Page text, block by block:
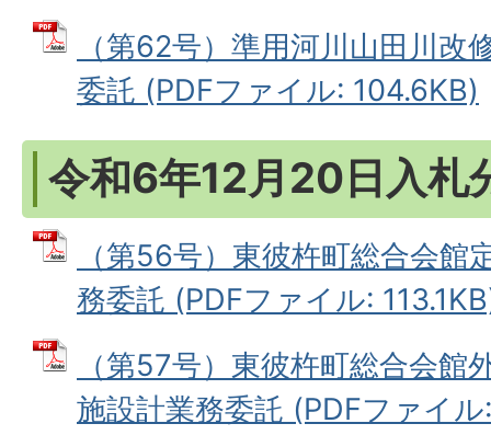
（第62号）準用河川山田川改
委託 (PDFファイル: 104.6KB)
令和6年12月20日入札
（第56号）東彼杵町総合会館
務委託 (PDFファイル:
（第57号）東彼杵町総合会館
施設計業務委託 (PDFファイ